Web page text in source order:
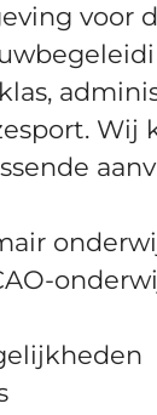
voor
Wij